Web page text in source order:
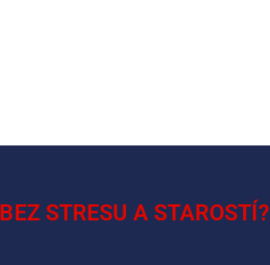
BEZ STRESU A STAROSTÍ?